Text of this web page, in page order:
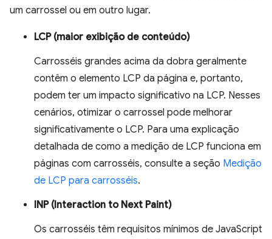
um carrossel ou em outro lugar.
LCP (maior exibição de conteúdo)
Carrosséis grandes acima da dobra geralmente
contêm o elemento LCP da página e, portanto,
podem ter um impacto significativo na LCP. Nesses
cenários, otimizar o carrossel pode melhorar
significativamente o LCP. Para uma explicação
detalhada de como a medição de LCP funciona em
páginas com carrosséis, consulte a seção Medição
de LCP para carrosséis.
INP (Interaction to Next Paint)
Os carrosséis têm requisitos mínimos de JavaScript